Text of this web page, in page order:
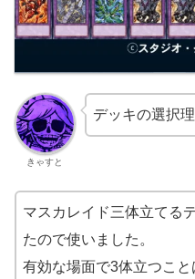
きゃすと
デッキの選択
マスカレイド三体立てる
たので使いました。
有効な場面で3体立つこ